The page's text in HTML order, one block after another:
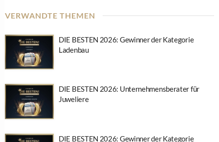
VERWANDTE THEMEN
DIE BESTEN 2026: Gewinner der Kategorie
Ladenbau
DIE BESTEN 2026: Unternehmensberater für
Juweliere
DIE BESTEN 2026: Gewinner der Kategorie